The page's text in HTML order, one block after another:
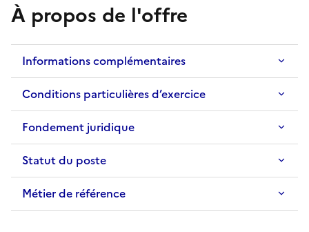
À propos de l'offre
Informations complémentaires
Conditions particulières d’exercice
Fondement juridique
Statut du poste
Métier de référence